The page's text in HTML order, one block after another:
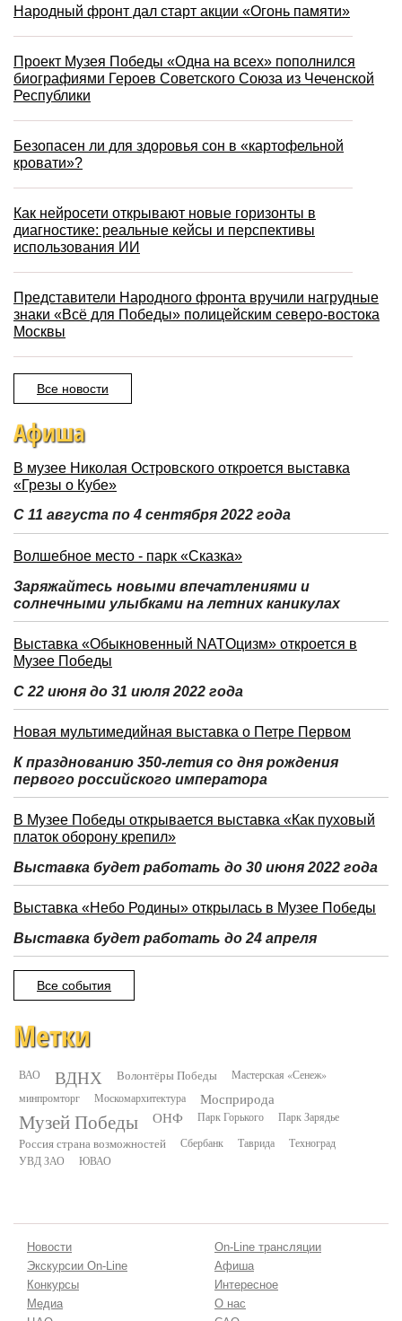
Народный фронт дал старт акции «Огонь памяти»
Проект Музея Победы «Одна на всех» пополнился
биографиями Героев Советского Союза из Чеченской
Республики
Безопасен ли для здоровья сон в «картофельной
кровати»?
Как нейросети открывают новые горизонты в
диагностике: реальные кейсы и перспективы
использования ИИ
Представители Народного фронта вручили нагрудные
знаки «Всё для Победы» полицейским северо-востока
Москвы
Все новости
Афиша
В музее Николая Островского откроется выставка
«Грезы о Кубе»
С 11 августа по 4 сентября 2022 года
Волшебное место - парк «Сказка»
Заряжайтесь новыми впечатлениями и
солнечными улыбками на летних каникулах
Выставка «Обыкновенный NATOцизм» откроется в
Музее Победы
С 22 июня до 31 июля 2022 года
Новая мультимедийная выставка о Петре Первом
К празднованию 350-летия со дня рождения
первого российского императора
В Музее Победы открывается выставка «Как пуховый
платок оборону крепил»
Выставка будет работать до 30 июня 2022 года
Выставка «Небо Родины» открылась в Музее Победы
Выставка будет работать до 24 апреля
Все события
Метки
ВАО ВДНХ Волонтёры Победы
Мастерская «Сенеж»
минпромторг
Москомархитектура Мосприрода
Музей Победы ОНФ Парк Горького Парк Зарядье
Россия страна возможностей Сбербанк Таврида
Техноград
УВД ЗАО
ЮВАО
Новости
On-Line трансляции
Экскурсии On-Line
Афиша
Конкурсы
Интересное
Медиа
О нас